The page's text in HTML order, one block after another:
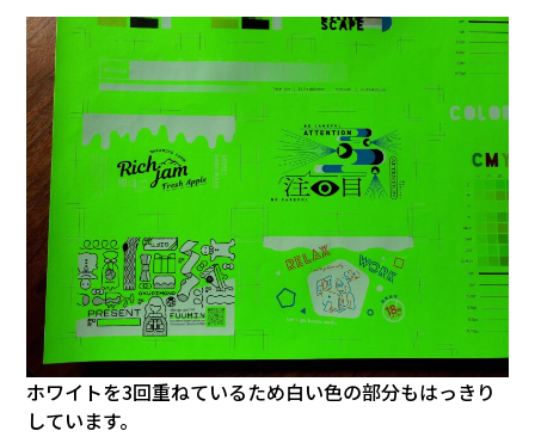
ホワイトを3回重ねているため白い色の部分もはっきり
しています。